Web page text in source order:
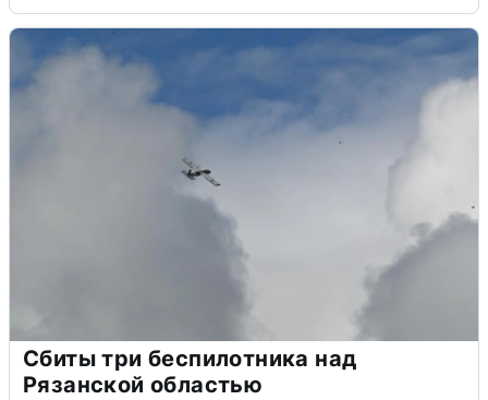
Сбиты три беспилотника над
Рязанской областью